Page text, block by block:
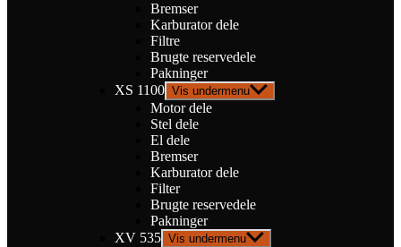
Bremser
Karburator dele
Filtre
Brugte reservedele
Pakninger
XS 1100 Vis undermenu
Motor dele
Stel dele
El dele
Bremser
Karburator dele
Filter
Brugte reservedele
Pakninger
XV 535 Vis undermenu